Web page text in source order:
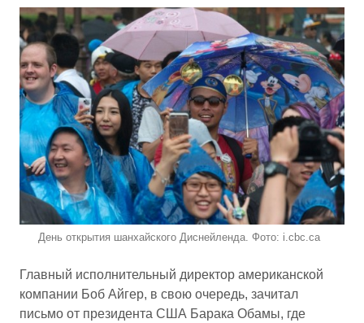
День открытия шанхайского Диснейленда. Фото: i.cbc.ca
Главный исполнительный директор американской
компании Боб Айгер, в свою очередь, зачитал
письмо от президента США Барака Обамы, где